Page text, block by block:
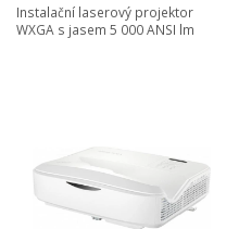
Instalační laserový projektor
WXGA s jasem 5 000 ANSI lm